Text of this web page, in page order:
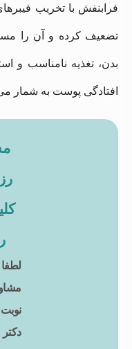
فرابنفش با تخریب
تضعیف کرده و آن را
بدن، تغذیه نامناسب و
افتادگی پوست به شمار